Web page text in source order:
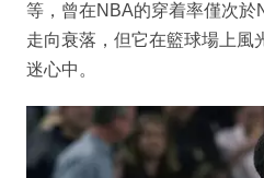
等，曾在NBA的穿着率僅次
走向衰落，但它在籃球場上風
迷心中。